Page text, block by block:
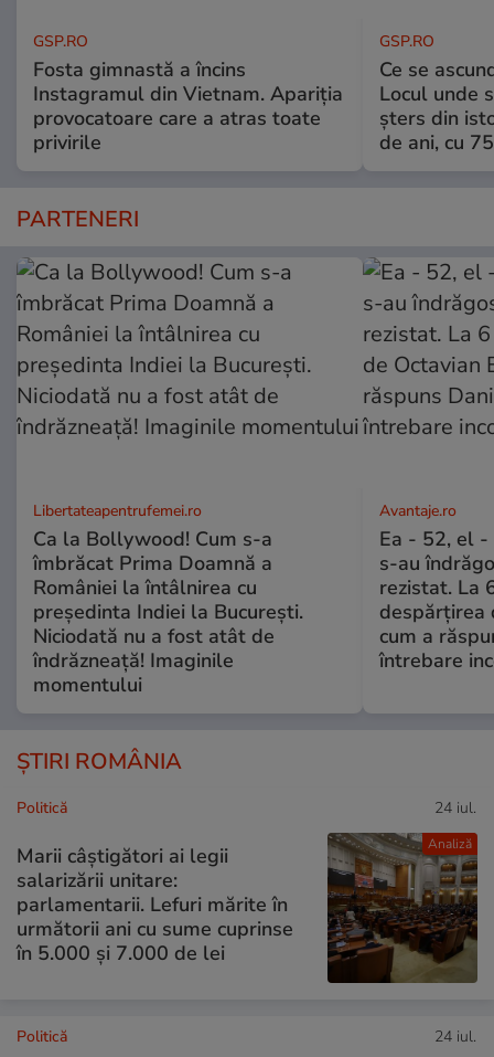
GSP.RO
Fosta gimnastă a încins
Instagramul din Vietnam. Apariția
provocatoare care a atras toate
privirile
GSP.RO
Ce se
Locul unde
șters din
de ani, cu
PARTENERI
Libertateapentrufemei.ro
Ca la Bollywood! Cum s-a
îmbrăcat Prima Doamnă a
României la întâlnirea cu
președinta Indiei la București.
Niciodată nu a fost atât de
îndrăzneață! Imaginile
momentului
Avantaje.ro
Ea - 52, el -
s-au
rezistat. La
despărțirea
cum a
întrebare
ȘTIRI ROMÂNIA
Analiză
Politică 24 iul.
Marii câștigători ai legii
salarizării unitare:
parlamentarii. Lefuri mărite în
următorii ani cu sume cuprinse
în 5.000 și 7.000 de lei
Politică 24 iul.